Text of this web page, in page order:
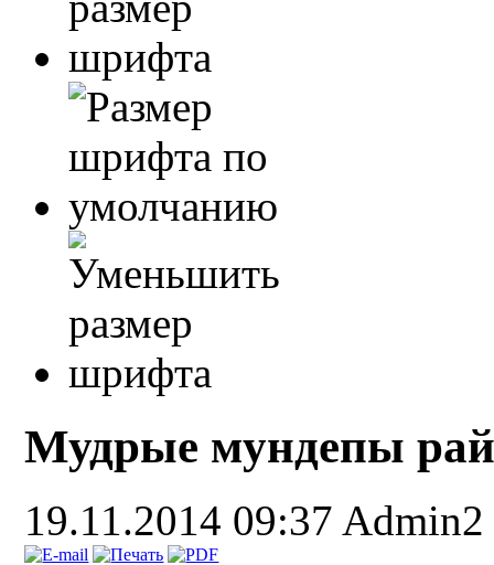
Мудрые мундепы
19.11.2014 09:37 Admin2